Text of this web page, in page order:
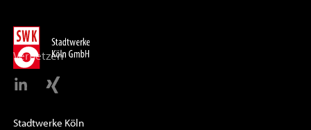
Vernetzen
Stadtwerke Köln